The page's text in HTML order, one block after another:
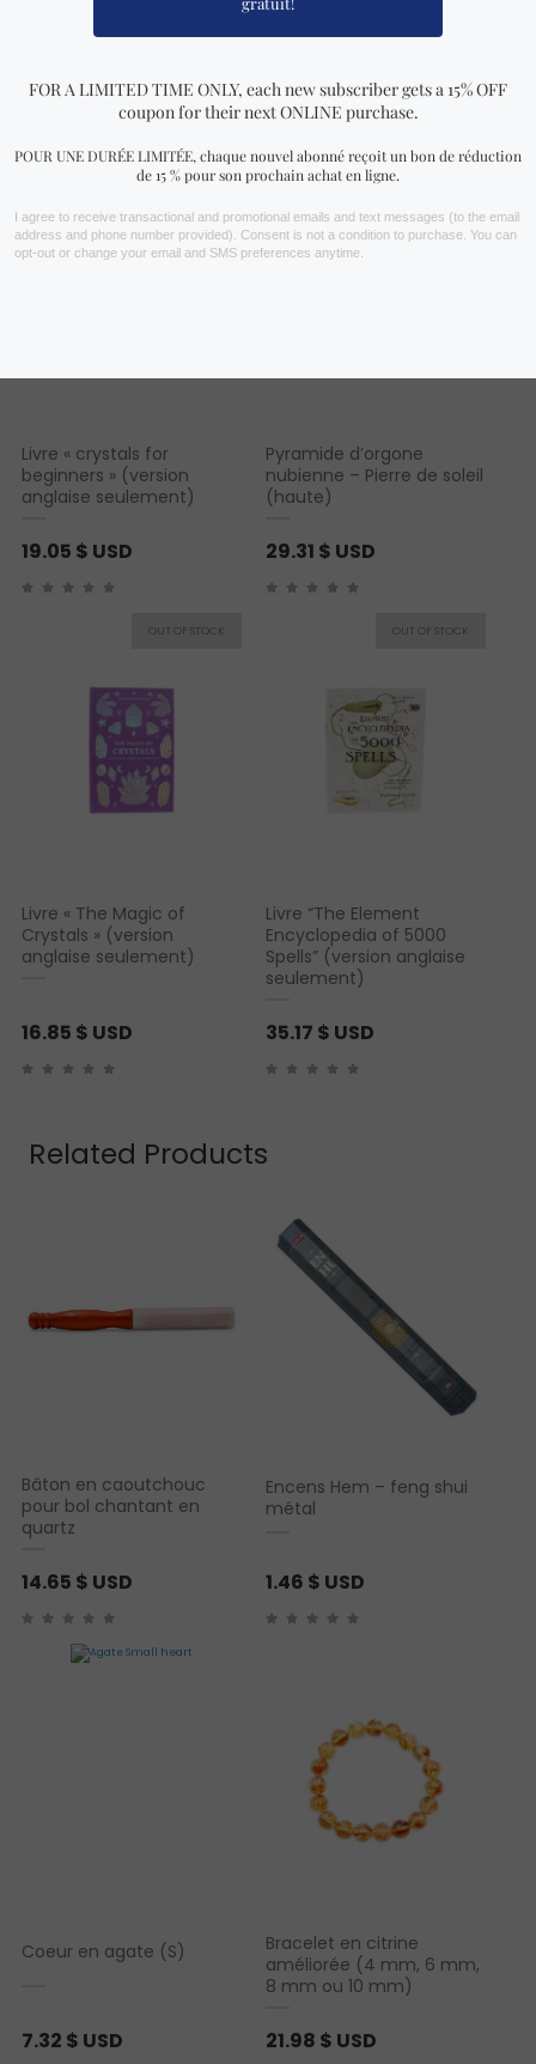
Vous aimerez peut-être aussi…
Livre « crystals for
beginners » (version
anglaise seulement)
19.05 $ USD
Pyramide d’orgone
nubienne – Pierre de soleil
(haute)
29.31 $ USD
Livre « The Magic of
Crystals » (version
anglaise seulement)
16.85 $ USD
Livre “The Element
Encyclopedia of 5000
Spells” (version anglaise
seulement)
35.17 $ USD
Related Products
Bâton en caoutchouc
pour bol chantant en
quartz
14.65 $ USD
Encens Hem – feng shui
métal
1.46 $ USD
Coeur en agate (S)
7.32 $ USD
Bracelet en citrine
améliorée (4 mm, 6 mm,
8 mm ou 10 mm)
21.98 $ USD